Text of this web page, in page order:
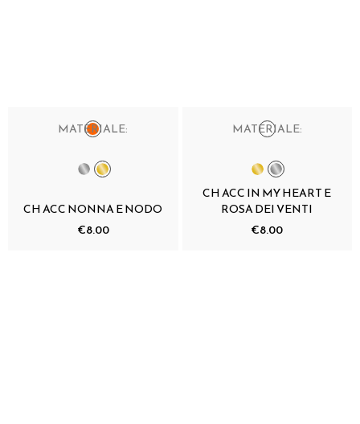
MATERIALE:
CH ACC NONNA E NODO
€8.00
MATERIALE:
CH ACC IN MY HEART E
ROSA DEI VENTI
€8.00